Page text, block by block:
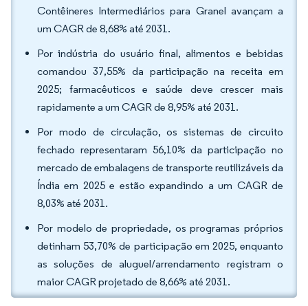
Contêineres Intermediários para Granel avançam a
um CAGR de 8,68% até 2031.
Por indústria do usuário final, alimentos e bebidas
comandou 37,55% da participação na receita em
2025; farmacêuticos e saúde deve crescer mais
rapidamente a um CAGR de 8,95% até 2031.
Por modo de circulação, os sistemas de circuito
fechado representaram 56,10% da participação no
mercado de embalagens de transporte reutilizáveis da
Índia em 2025 e estão expandindo a um CAGR de
8,03% até 2031.
Por modelo de propriedade, os programas próprios
detinham 53,70% de participação em 2025, enquanto
as soluções de aluguel/arrendamento registram o
maior CAGR projetado de 8,66% até 2031.